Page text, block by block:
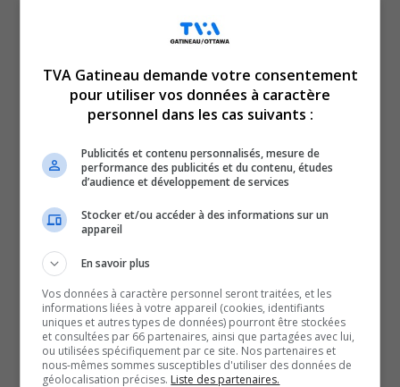
l’autoroute 50.
Les policiers de la Sûreté du Québec l’ont intercepté vers
15h30 samedi, à la hauteur de Notre-Dame-de-
Bonsecours.
Le jeune homme a reçu un constat d’infraction de près
de 1700$ et 18 points d’inaptitude ont été ajoutés à son
dossier.
Son permis de conduire a également été suspendu pour
une période de 7 jours.
TVA Gatineau demande votre consentement
pour utiliser vos données à caractère
personnel dans les cas suivants :
Publicités et contenu personnalisés, mesure de
performance des publicités et du contenu, études
d’audience et développement de services
Stocker et/ou accéder à des informations sur un
appareil
En savoir plus
Vos données à caractère personnel seront traitées, et les
informations liées à votre appareil (cookies, identifiants
uniques et autres types de données) pourront être stockées
et consultées par 66 partenaires, ainsi que partagées avec lui,
ou utilisées spécifiquement par ce site. Nos partenaires et
nous-mêmes sommes susceptibles d'utiliser des données de
géolocalisation précises. Liste des partenaires.